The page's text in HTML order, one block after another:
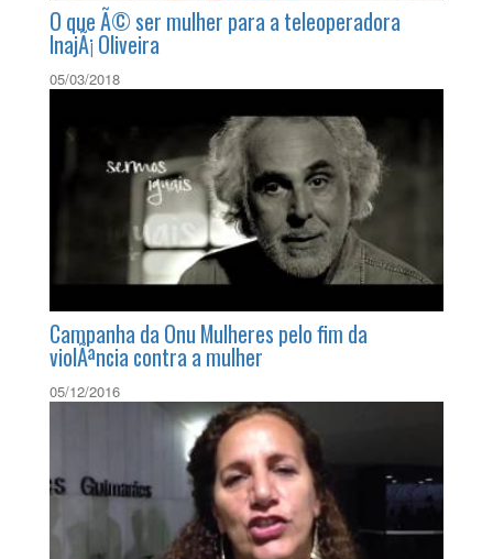
O que Ã© ser mulher para a teleoperadora
InajÃ¡ Oliveira
05/03/2018
Campanha da Onu Mulheres pelo fim da
violÃªncia contra a mulher
05/12/2016